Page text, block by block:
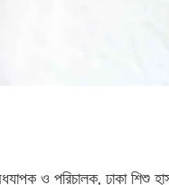
ও পরিচালক, ঢাকা শিশু